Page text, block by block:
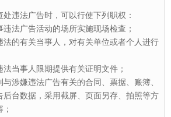
违法广告时，可以行使下列职权：
广告活动的场所实施现场检查；
的有关当事人，对有关单位或者个人进行
事人限期提供有关证明文件；
嫌违法广告有关的合同、票据、账簿、
后台数据，采用截屏、页面另存、拍照等方